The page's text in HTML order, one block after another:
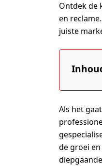
Ontdek de
en
juiste
Als het
de groei